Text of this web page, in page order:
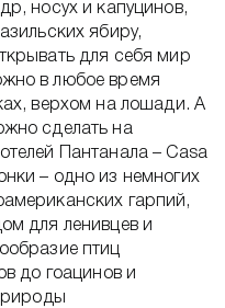
носух и капуцинов,
ябиру,
для себя мир
в любое время
верхом на лошади. А
сделать на
Пантанала – Casa
– одно из немногих
гарпий,
для ленивцев и
птиц
до гоацинов и